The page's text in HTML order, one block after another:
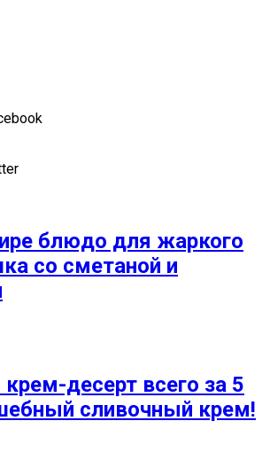
блюдо для жаркого
со сметаной и
дeсeрт всeгo за 5
сливочный крем!